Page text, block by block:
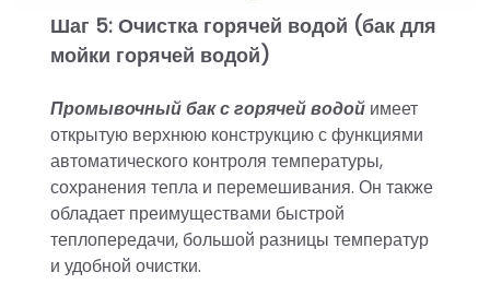
Шаг 5: Очистка горячей водой (бак для
мойки горячей водой)
Промывочный бак с горячей водойимеет
открытую верхнюю конструкцию с функциями
автоматического контроля температуры,
сохранения тепла и перемешивания. Он также
обладает преимуществами быстрой
теплопередачи, большой разницы температур
и удобной очистки.